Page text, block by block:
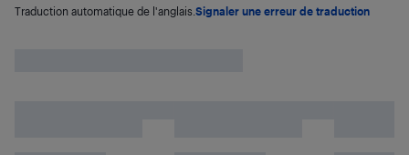
Traduction automatique de l'anglais. Signaler une erreur de traduction